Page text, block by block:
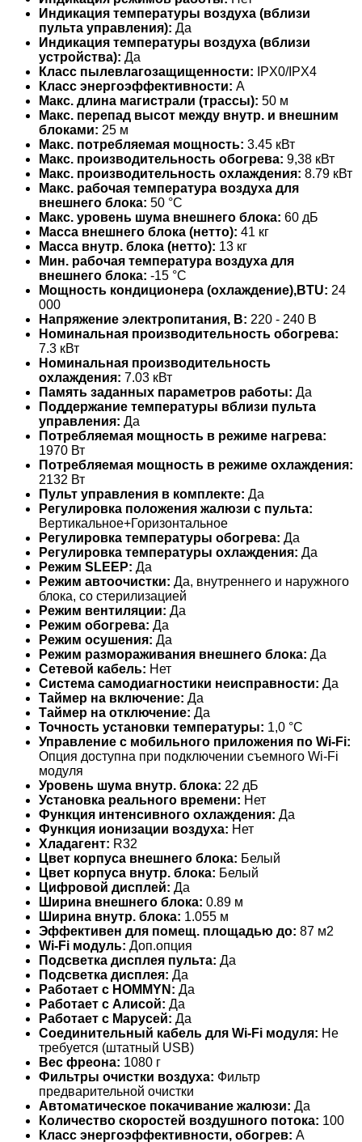
Индикация температуры воздуха (вблизи
пульта управления): Да
Индикация температуры воздуха (вблизи
устройства): Да
Класс пылевлагозащищенности: IPX0/IPX4
Класс энергоэффективности: A
Макс. длина магистрали (трассы): 50 м
Макс. перепад высот между внутр. и внешним
блоками: 25 м
Макс. потребляемая мощность: 3.45 кВт
Макс. производительность обогрева: 9,38 кВт
Макс. производительность охлаждения: 8.79 кВт
Макс. рабочая температура воздуха для
внешнего блока: 50 °С
Макс. уровень шума внешнего блока: 60 дБ
Масса внешнего блока (нетто): 41 кг
Масса внутр. блока (нетто): 13 кг
Мин. рабочая температура воздуха для
внешнего блока: -15 °С
Мощность кондиционера (охлаждение),BTU: 24
000
Напряжение электропитания, В: 220 - 240 В
Номинальная производительность обогрева:
7.3 кВт
Номинальная производительность
охлаждения: 7.03 кВт
Память заданных параметров работы: Да
Поддержание температуры вблизи пульта
управления: Да
Потребляемая мощность в режиме нагрева:
1970 Вт
Потребляемая мощность в режиме охлаждения:
2132 Вт
Пульт управления в комплекте: Да
Регулировка положения жалюзи с пульта:
Вертикальное+Горизонтальное
Регулировка температуры обогрева: Да
Регулировка температуры охлаждения: Да
Режим SLEEP: Да
Режим автоочистки: Да, внутреннего и наружного
блока, со стерилизацией
Режим вентиляции: Да
Режим обогрева: Да
Режим осушения: Да
Режим размораживания внешнего блока: Да
Сетевой кабель: Нет
Система самодиагностики неисправности: Да
Таймер на включение: Да
Таймер на отключение: Да
Точность установки температуры: 1,0 °С
Управление c мобильного приложения по Wi-Fi:
Опция доступна при подключении съемного Wi-Fi
модуля
Уровень шума внутр. блока: 22 дБ
Установка реального времени: Нет
Функция интенсивного охлаждения: Да
Функция ионизации воздуха: Нет
Хладагент: R32
Цвет корпуса внешнего блока: Белый
Цвет корпуса внутр. блока: Белый
Цифровой дисплей: Да
Ширина внешнего блока: 0.89 м
Ширина внутр. блока: 1.055 м
Эффективен для помещ. площадью до: 87 м2
Wi-Fi модуль: Доп.опция
Подсветка дисплея пульта: Да
Подсветка дисплея: Да
Работает с HOMMYN: Да
Работает с Алисой: Да
Работает с Марусей: Да
Соединительный кабель для Wi-Fi модуля: Не
требуется (штатный USB)
Вес фреона: 1080 г
Фильтры очистки воздуха: Фильтр
предварительной очистки
Автоматическое покачивание жалюзи: Да
Количество скоростей воздушного потока: 100
Класс энергоэффективности, обогрев: A